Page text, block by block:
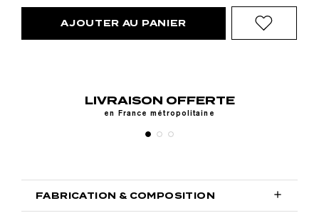
AJOUTER AU PANIER
LIVRAISON OFFERTE
en France métropolitaine
FABRICATION & COMPOSITION 